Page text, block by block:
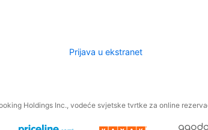
Prijava u ekstranet
Holdings Inc., vodeće svjetske tvrtke za online